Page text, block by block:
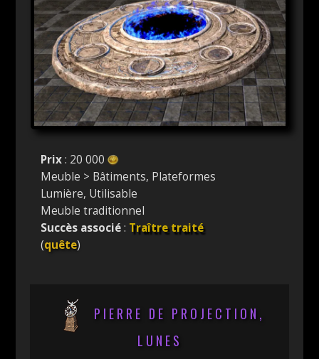
Prix: 20 000
Meuble > Bâtiments, Plateformes
Lumière, Utilisable
Meuble traditionnel
Succès associé: Traître traité
(quête)
PIERRE DE PROJECTION,
LUNES